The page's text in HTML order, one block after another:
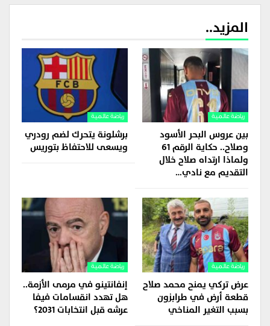
المزيد..
رياضة عالمية
بين عروس البحر الأسود
وصلاح.. حكاية الرقم 61
ولماذا ارتداه صلاح خلال
التقديم مع نادي…
رياضة عالمية
برشلونة يتحرك لضم رودري
ويسعى للاحتفاظ بتوريس
رياضة عالمية
عرض تركي يمنح محمد صلاح
قطعة أرض في طرابزون
بسبب التغير المناخي
رياضة عالمية
إنفانتينو في مرمى الأزمة..
هل تهدد انقسامات فيفا
عرشه قبل انتخابات 2031؟